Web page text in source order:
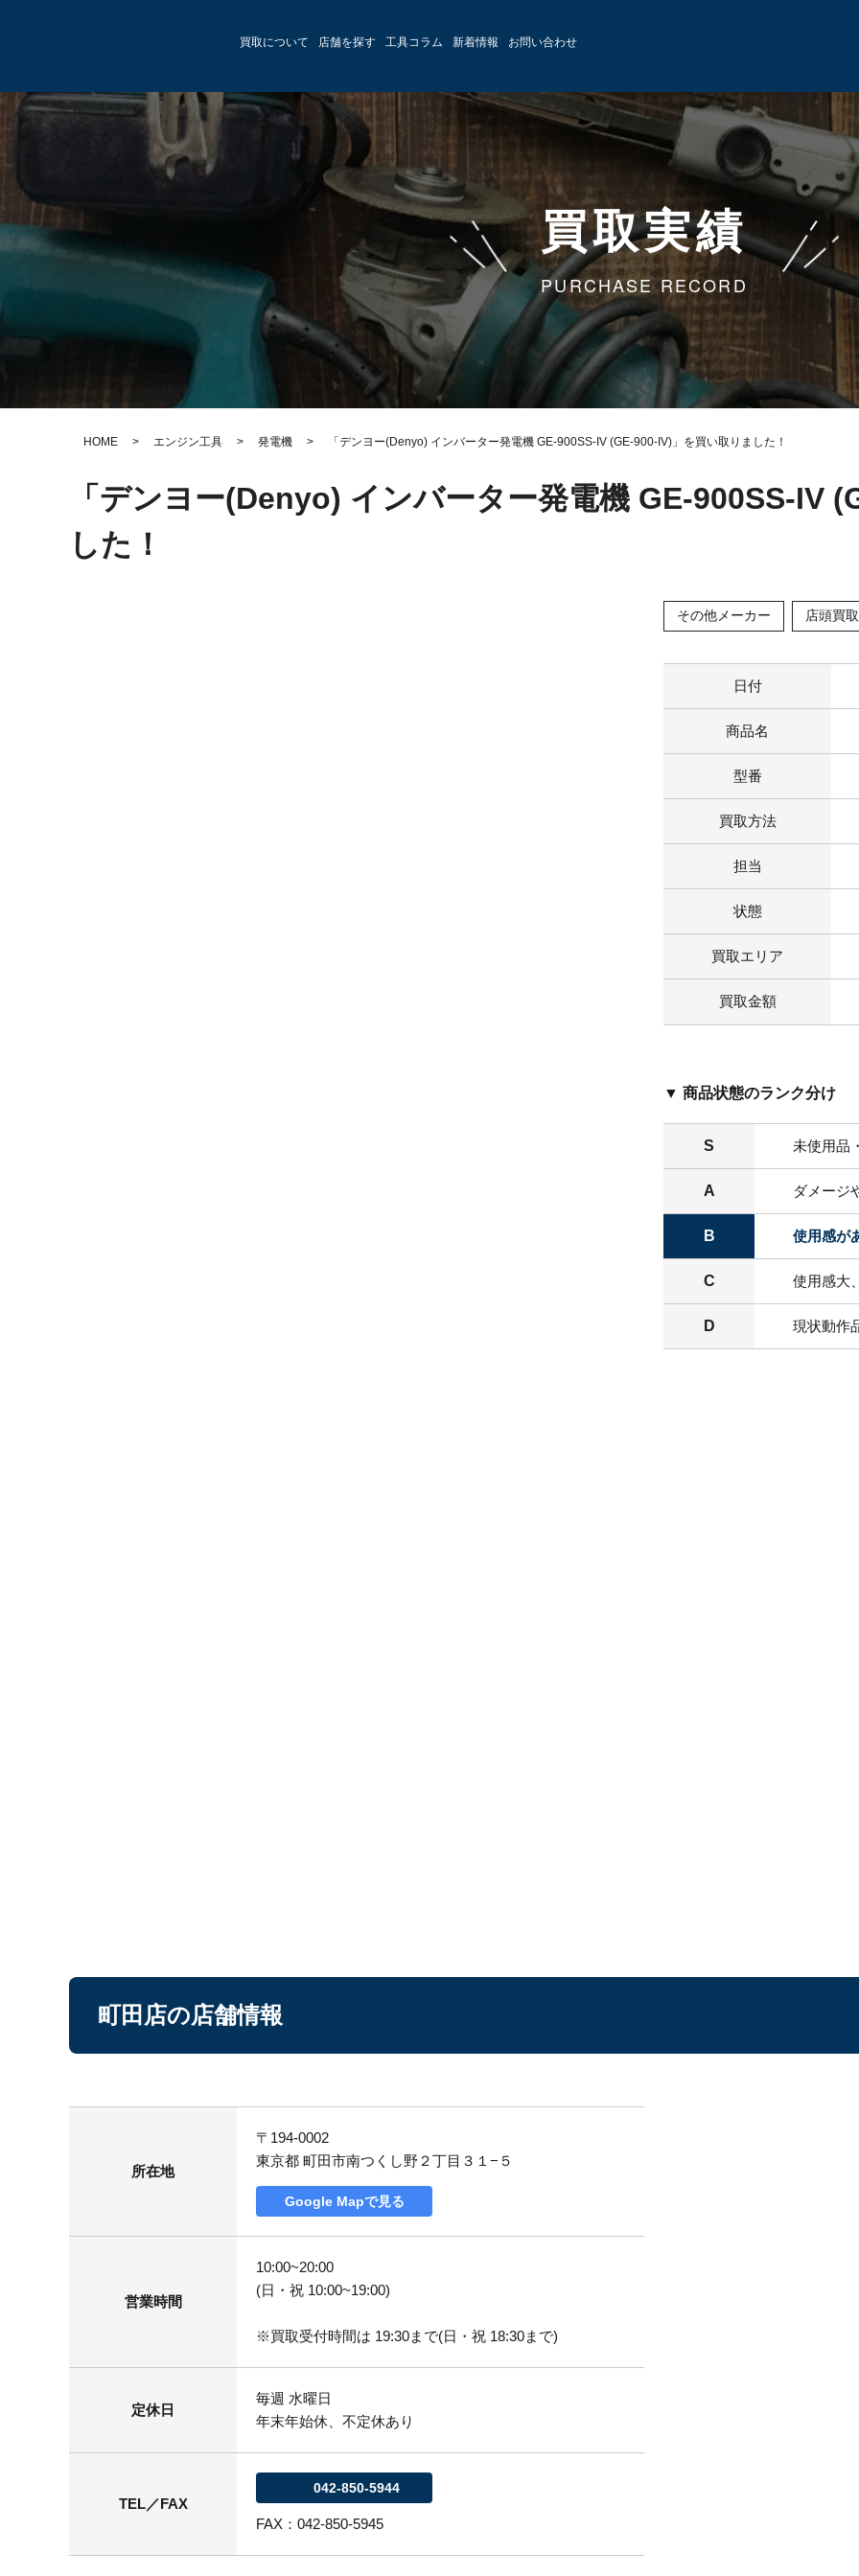
買取について 店舗を探す 工具コラム 新着情報 お問い合わせ
買取実績
PURCHASE RECORD
HOME > エンジン工具 > 発電機 > 「デンヨー(Denyo) インバーター発電機 GE-900SS-IV (GE-900-IV)」を買い取りました！
「デンヨー(Denyo) インバーター発電機 GE-900SS-IV
した！
その他メーカー 店頭買取
日付
商品名
型番
買取方法
担当
状態
買取エリア
買取金額
▼ 商品状態のランク分け
S 未使用品
A ダメージ
B 使用感が
C 使用感大
D 現状動作
町田店の店舗情報
所在地
〒194-0002
東京都 町田市南つくし野２丁目３１−５
Google Mapで見る
営業時間
10:00~20:00
(日・祝 10:00~19:00)
※買取受付時間は 19:30まで(日・祝 18:30まで)
定休日
毎週 水曜日
年末年始休、不定休あり
TEL／FAX
042-850-5944
FAX：042-850-5945